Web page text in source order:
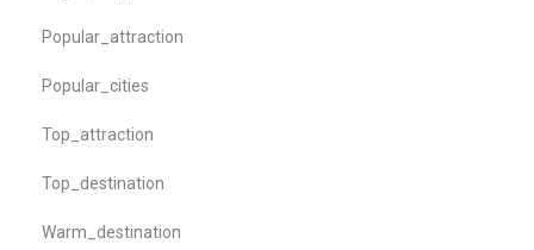
Popular_attraction
Popular_cities
Top_attraction
Top_destination
Warm_destination